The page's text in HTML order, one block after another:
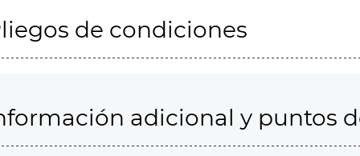
de condiciones
adicional y puntos